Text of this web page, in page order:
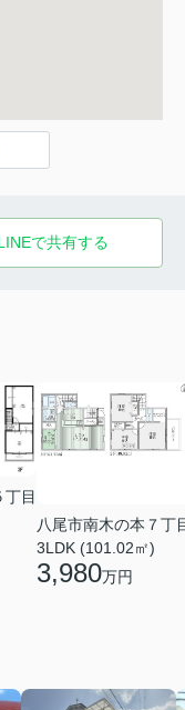
で共有する
丁目
八尾市南木の本７丁
3LDK (101.02㎡)
3,980万円